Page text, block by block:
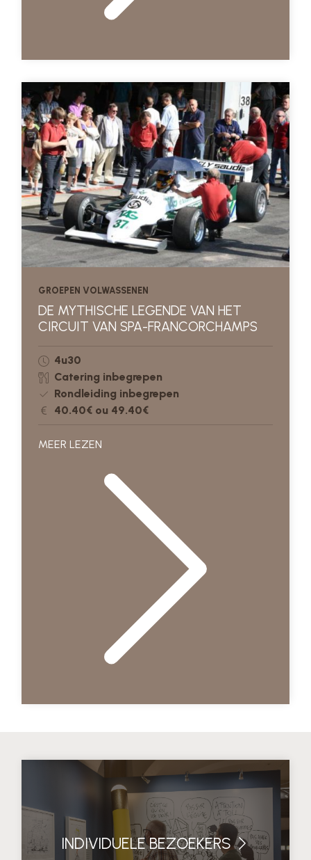
GROEPEN VOLWASSENEN
DE MYTHISCHE LEGENDE VAN HET
CIRCUIT VAN SPA-FRANCORCHAMPS
4u30
Catering inbegrepen
Rondleiding inbegrepen
40.40€ ou 49.40€
MEER LEZEN
INDIVIDUELE BEZOEKERS